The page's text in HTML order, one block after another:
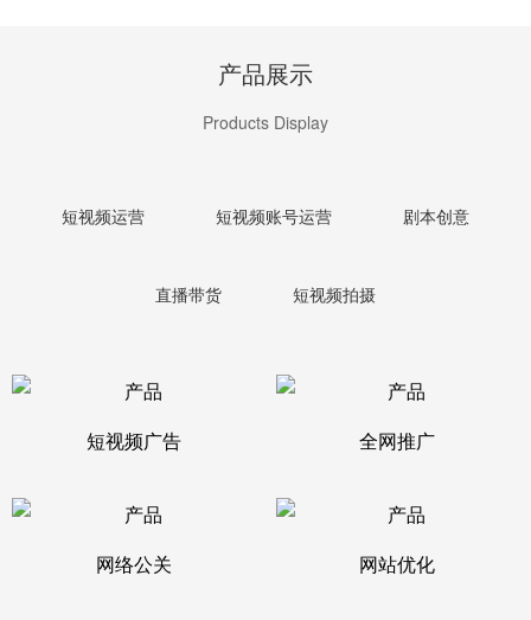
产品展示
Products Display
短视频运营 短视频账号运营 剧本创意
直播带货 短视频拍摄
短视频广告 全网推广
网络公关 网站优化